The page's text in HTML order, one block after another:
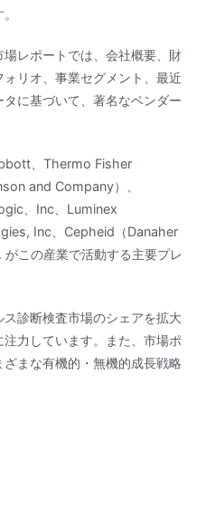
レポートでは、会社概要、財
リオ、事業セグメント、最近
に基づいて、著名なベンダー
、Thermo Fisher
and Company）、
、Inc、Luminex
Inc、Cepheid（Danaher
この産業で活動する主要プレ
診断検査市場のシェアを拡大
力しています。また、市場ポ
まな有機的・無機的成長戦略